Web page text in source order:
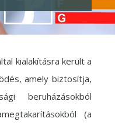
kialakításra került a
amely biztosítja,
beruházásokból
(a